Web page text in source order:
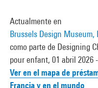
Actualmente en
Brussels Design Museum,
como parte de Designing
pour enfant, 01 abril 2026
Ver en el mapa de
Francia y en el mundo